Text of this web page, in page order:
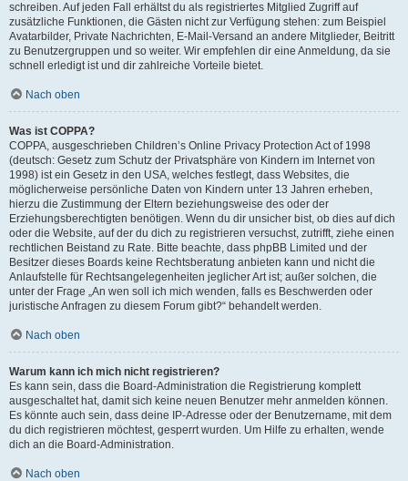
schreiben. Auf jeden Fall erhältst du als registriertes Mitglied Zugriff auf
zusätzliche Funktionen, die Gästen nicht zur Verfügung stehen: zum Beispiel
Avatarbilder, Private Nachrichten, E-Mail-Versand an andere Mitglieder, Beitritt
zu Benutzergruppen und so weiter. Wir empfehlen dir eine Anmeldung, da sie
schnell erledigt ist und dir zahlreiche Vorteile bietet.
Nach oben
Was ist COPPA?
COPPA, ausgeschrieben Children’s Online Privacy Protection Act of 1998
(deutsch: Gesetz zum Schutz der Privatsphäre von Kindern im Internet von
1998) ist ein Gesetz in den USA, welches festlegt, dass Websites, die
möglicherweise persönliche Daten von Kindern unter 13 Jahren erheben,
hierzu die Zustimmung der Eltern beziehungsweise des oder der
Erziehungsberechtigten benötigen. Wenn du dir unsicher bist, ob dies auf dich
oder die Website, auf der du dich zu registrieren versuchst, zutrifft, ziehe einen
rechtlichen Beistand zu Rate. Bitte beachte, dass phpBB Limited und der
Besitzer dieses Boards keine Rechtsberatung anbieten kann und nicht die
Anlaufstelle für Rechtsangelegenheiten jeglicher Art ist; außer solchen, die
unter der Frage „An wen soll ich mich wenden, falls es Beschwerden oder
juristische Anfragen zu diesem Forum gibt?“ behandelt werden.
Nach oben
Warum kann ich mich nicht registrieren?
Es kann sein, dass die Board-Administration die Registrierung komplett
ausgeschaltet hat, damit sich keine neuen Benutzer mehr anmelden können.
Es könnte auch sein, dass deine IP-Adresse oder der Benutzername, mit dem
du dich registrieren möchtest, gesperrt wurden. Um Hilfe zu erhalten, wende
dich an die Board-Administration.
Nach oben